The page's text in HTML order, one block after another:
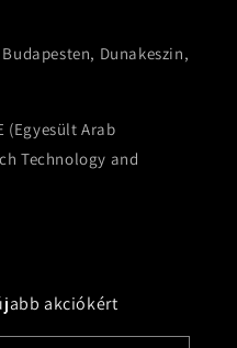
Dunakeszin,
(Egyesült Arab
Technology and
akciókért